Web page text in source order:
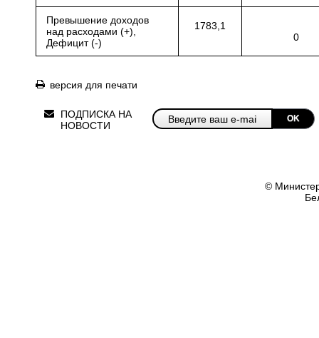
Превышение доходов
над расходами (+),
Дефицит (-)
1783,1
0
версия для печати
ПОДПИСКА НА
НОВОСТИ
OK
©